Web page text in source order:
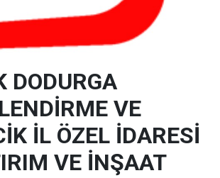
DODURGA
VE
İL ÖZEL İDARESİ
VE İNŞAAT